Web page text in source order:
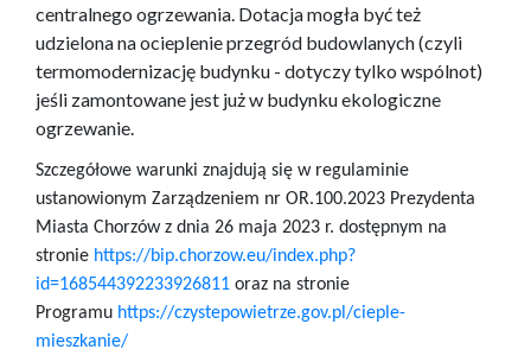
centralnego ogrzewania. Dotacja mogła być też
udzielona na ocieplenie przegród budowlanych (czyli
termomodernizację budynku - dotyczy tylko wspólnot)
jeśli zamontowane jest już w budynku ekologiczne
ogrzewanie.
Szczegółowe warunki znajdują się w regulaminie
ustanowionym Zarządzeniem nr OR.100.2023 Prezydenta
Miasta Chorzów z dnia 26 maja 2023 r. dostępnym na
stronie https://bip.chorzow.eu/index.php?
id=168544392233926811 oraz na stronie
Programu https://czystepowietrze.gov.pl/cieple-
mieszkanie/